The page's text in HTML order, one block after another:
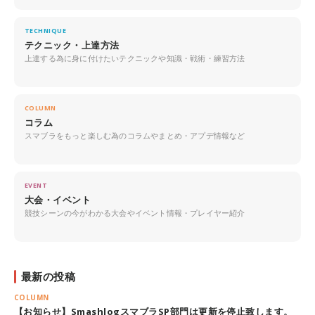
TECHNIQUE
テクニック・上達方法
上達する為に身に付けたいテクニックや知識・戦術・練習方法
COLUMN
コラム
スマブラをもっと楽しむ為のコラムやまとめ・アプデ情報など
EVENT
大会・イベント
競技シーンの今がわかる大会やイベント情報・プレイヤー紹介
最新の投稿
COLUMN
【お知らせ】SmashlogスマブラSP部門は更新を停止致します。